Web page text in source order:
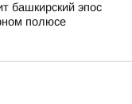
башкирский эпос
полюсе